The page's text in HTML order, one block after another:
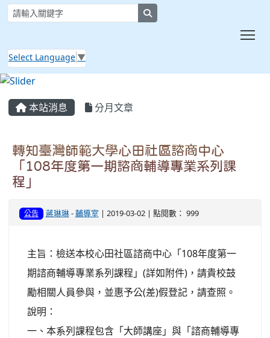
Select Language ▼
本站消息 分月文章
轉知臺灣師範大學心田社區諮商中心
「108年度第一期諮商輔導專業系列課
程」
公告 蔣琳琳-輔導室 | 2019-03-02 | 點閱數： 999
主旨：檢送本校心田社區諮商中心「108年度第一
期諮商輔導專業系列課程」(詳如附件)，請貴校鼓
勵相關人員參與，並惠予公(差)假登記，請查照。
說明：
一、本系列課程包含「大師講座」與「諮商輔導專